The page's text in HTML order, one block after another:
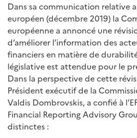
Dans sa communication relative
européen (décembre 2019) la
européenne a annoncé une
d’améliorer l’information des
financiers en matière de
législative est attendue pour le
Dans la perspective de cette
Président exécutif de la
Valdis Dombrovskis, a confié à
Financial Reporting Advisory
distinctes :